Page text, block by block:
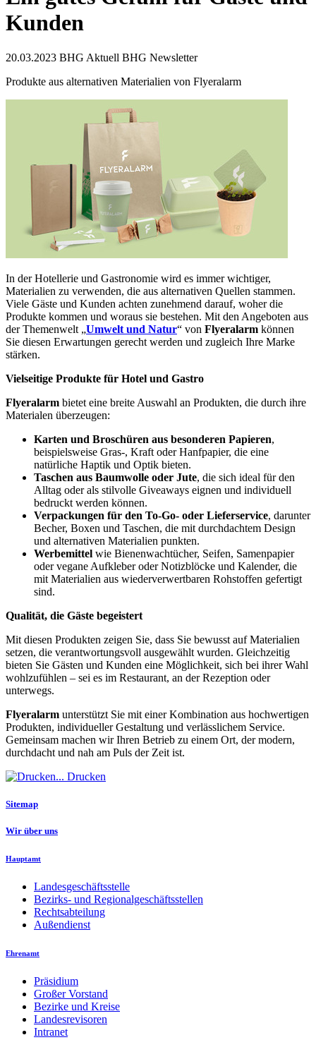
Kunden
20.03.2023 BHG Aktuell BHG Newsletter
Produkte aus alternativen Materialien von Flyeralarm
In der Hotellerie und Gastronomie wird es immer wichtiger,
Materialien zu verwenden, die aus alternativen Quellen stammen.
Viele Gäste und Kunden achten zunehmend darauf, woher die
Produkte kommen und woraus sie bestehen. Mit den Angeboten aus
der Themenwelt „Umwelt und Natur“ von Flyeralarm können
Sie diesen Erwartungen gerecht werden und zugleich Ihre Marke
stärken.
Vielseitige Produkte für Hotel und Gastro
Flyeralarm bietet eine breite Auswahl an Produkten, die durch ihre
Materialen überzeugen:
Karten und Broschüren aus besonderen Papieren,
beispielsweise Gras-, Kraft oder Hanfpapier, die eine
natürliche Haptik und Optik bieten.
Taschen aus Baumwolle oder Jute, die sich ideal für den
Alltag oder als stilvolle Giveaways eignen und individuell
bedruckt werden können.
Verpackungen für den To-Go- oder Lieferservice, darunter
Becher, Boxen und Taschen, die mit durchdachtem Design
und alternativen Materialien punkten.
Werbemittel wie Bienenwachtücher, Seifen, Samenpapier
oder vegane Aufkleber oder Notizblöcke und Kalender, die
mit Materialien aus wiederverwertbaren Rohstoffen gefertigt
sind.
Qualität, die Gäste begeistert
Mit diesen Produkten zeigen Sie, dass Sie bewusst auf Materialien
setzen, die verantwortungsvoll ausgewählt wurden. Gleichzeitig
bieten Sie Gästen und Kunden eine Möglichkeit, sich bei ihrer Wahl
wohlzufühlen – sei es im Restaurant, an der Rezeption oder
unterwegs.
Flyeralarm unterstützt Sie mit einer Kombination aus hochwertigen
Produkten, individueller Gestaltung und verlässlichem Service.
Gemeinsam machen wir Ihren Betrieb zu einem Ort, der modern,
durchdacht und nah am Puls der Zeit ist.
Drucken
Sitemap
Wir über uns
Hauptamt
Landesgeschäftsstelle
Bezirks- und Regionalgeschäftsstellen
Rechtsabteilung
Außendienst
Ehrenamt
Präsidium
Großer Vorstand
Bezirke und Kreise
Landesrevisoren
Intranet